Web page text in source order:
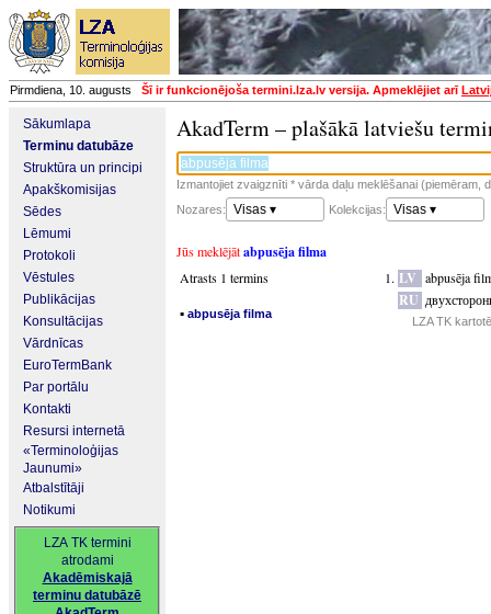
Pirmdiena, 10. augusts Šī ir funkcionējoša termini.lza.lv versija. Apmeklējiet arī
Sākumlapa
Terminu datubāze
Struktūra un principi
Apakškomisijas
Sēdes
Lēmumi
Protokoli
Vēstules
Publikācijas
Konsultācijas
Vārdnīcas
EuroTermBank
Par portālu
Kontakti
Resursi internetā
«Terminoloģijas
Jaunumi»
Atbalstītāji
Notikumi
LZA TK termini
atrodami
Akadēmiskajā
terminu datubāzē
AkadTerm – plašākā latviešu
Izmantojiet zvaigznīti * vārda daļu meklēšanai (piemēram,
Nozares:
Visas ▾ Kolekcijas: Visas ▾
Jūs meklējātabpusēja filma
Atrasts 1 termins
▪ abpusēja filma
LV abpusēja
RU
LZA TK